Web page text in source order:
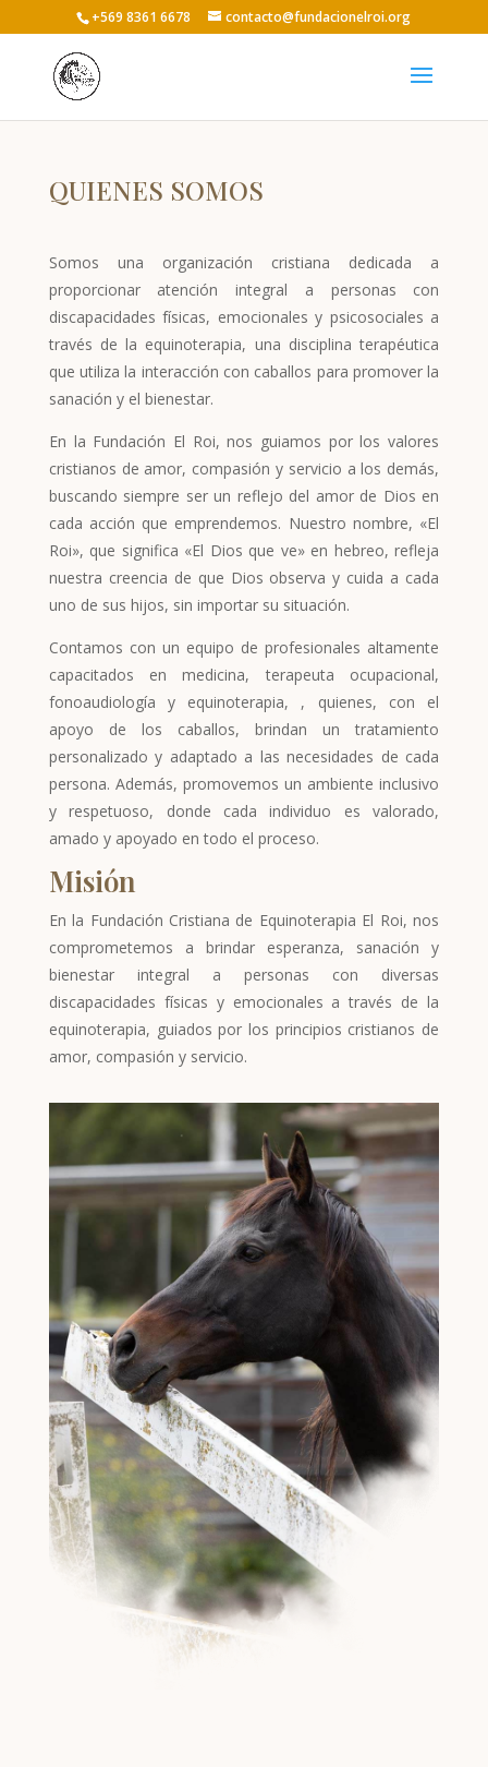
+569 8361 6678 contacto@fundacionelroi.org
QUIENES SOMOS
Somos una organización cristiana dedicada a
proporcionar atención integral a personas con
discapacidades físicas, emocionales y psicosociales a
través de la equinoterapia, una disciplina terapéutica
que utiliza la interacción con caballos para promover la
sanación y el bienestar.
En la Fundación El Roi, nos guiamos por los valores
cristianos de amor, compasión y servicio a los demás,
buscando siempre ser un reflejo del amor de Dios en
cada acción que emprendemos. Nuestro nombre, «El
Roi», que significa «El Dios que ve» en hebreo, refleja
nuestra creencia de que Dios observa y cuida a cada
uno de sus hijos, sin importar su situación.
Contamos con un equipo de profesionales altamente
capacitados en medicina, terapeuta ocupacional,
fonoaudiología y equinoterapia, , quienes, con el
apoyo de los caballos, brindan un tratamiento
personalizado y adaptado a las necesidades de cada
persona. Además, promovemos un ambiente inclusivo
y respetuoso, donde cada individuo es valorado,
amado y apoyado en todo el proceso.
Misión
En la Fundación Cristiana de Equinoterapia El Roi, nos
comprometemos a brindar esperanza, sanación y
bienestar integral a personas con diversas
discapacidades físicas y emocionales a través de la
equinoterapia, guiados por los principios cristianos de
amor, compasión y servicio.